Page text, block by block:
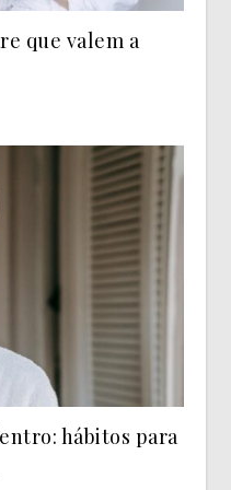
que valem a
hábitos para